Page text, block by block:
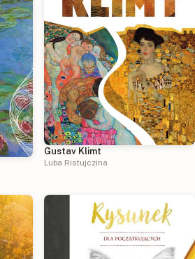
Gustav Klimt
Luba Ristujczina